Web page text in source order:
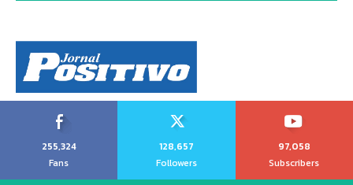
255,324
Fans
128,657
Followers
97,058
Subscribers